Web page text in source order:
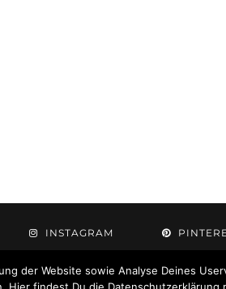
INSTAGRAM
der Website sowie Analyse Deines